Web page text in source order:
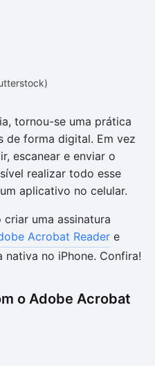
tornou-se uma prática
de forma digital. Em vez
escanear e enviar o
realizar todo esse
aplicativo no celular.
uma assinatura
Acrobat Reader e
nativa no iPhone. Confira!
o Adobe Acrobat